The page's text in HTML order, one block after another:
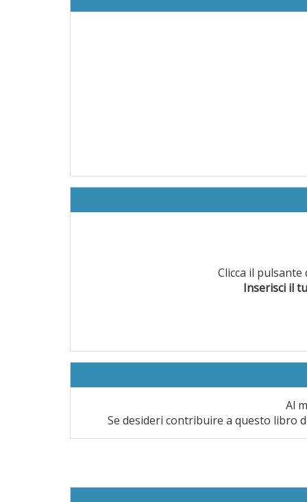
Clicca il
Inserisci il
Al
Se desideri contribuire a questo libro